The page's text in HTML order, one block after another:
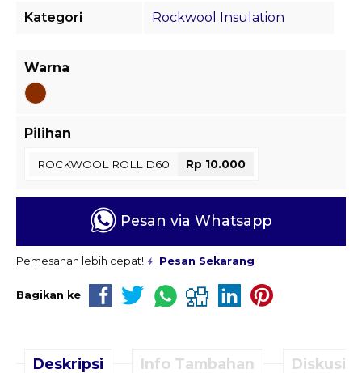
Kategori Rockwool Insulation
Warna
Pilihan
ROCKWOOL ROLL D60 Rp 10.000
Pesan via Whatsapp
Pemesanan lebih cepat! Pesan Sekarang
Bagikan ke
Deskripsi Info Tambahan Diskusi